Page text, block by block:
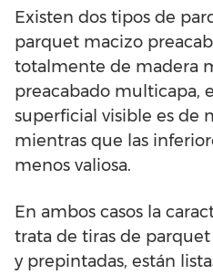
Existen dos tipos de
parquet macizo
totalmente de madera
preacabado multicapa,
superficial visible es de
mientras que las
menos valiosa.
En ambos casos la
trata de tiras de
y prepintadas, están